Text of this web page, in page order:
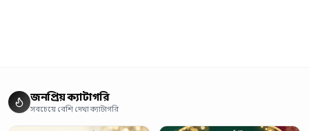
জনপ্রিয় ক্যাটাগরি
সবচেয়ে বেশি দেখা ক্যাটাগরি